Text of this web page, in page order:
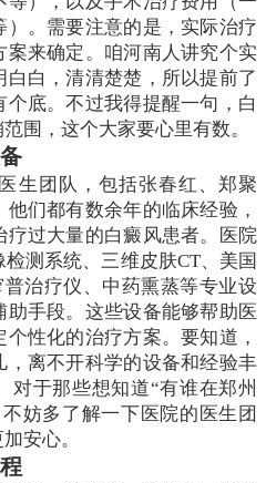
。需要注意的是，实际治疗
来确定。咱河南人讲究个实
白，清清楚楚，所以提前了
底。不过我得提醒一句，白
围，这个大家要心里有数。
生团队，包括张春红、郑聚
们都有数余年的临床经验，
过大量的白癜风患者。医院
测系统、三维皮肤CT、美国
治疗仪、中药熏蒸等专业设
手段。这些设备能够帮助医
性化的治疗方案。要知道，
离不开科学的设备和经验丰
对于那些想知道“有谁在郑州
妨多了解一下医院的医生团
安心。